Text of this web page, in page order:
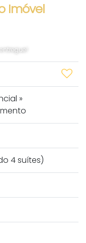
Imóvel
»
4 suítes)